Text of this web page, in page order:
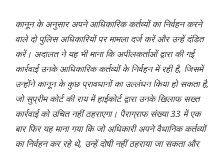
कानून के अनुसार अपने आधिकारिक कर्तव्यों का निर्वहन करने
वाले दो पुलिस अधिकारियों पर मामला दर्ज करें और उन्हें दंडित
करें। अदालत ने यह भी माना कि अपीलकर्ताओं द्वारा की गई
कार्रवाई उनके आधिकारिक कर्तव्यों के निर्वहन में रही है, जिसमें
उन्होंने कानून के कुछ प्रावधानों का उल्लंघन किया हो सकता है,
जो सुप्रीम कोर्ट की राय में हाईकोर्ट द्वारा उनके खिलाफ सख्त
कार्रवाई को उचित नहीं ठहराएगा। पैराग्राफ संख्या 33 में एक
बार फिर यह माना गया कि जो अधिकारी अपने वैधानिक कर्तव्यों
का निर्वहन कर रहे थे, उन्हें दोषी नहीं ठहराया जा सकता और